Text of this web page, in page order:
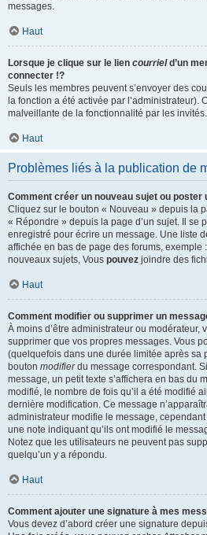
messages.
Haut
Lorsque je clique sur le lien courrield’un
connecter !?
Seuls les membres peuvent s’envoyer des
la fonction a été activée par l’administrateur).
malveillante de la fonctionnalité par les invités.
Haut
Problèmes liés à la publication de
Comment créer un nouveau sujet ou poster
Cliquez sur le bouton « Nouveau » depuis la
« Répondre » depuis la page d’un sujet. Il se
enregistré pour écrire un message. Une liste
affichée en bas de page des forums, exemple
nouveaux sujets, Vous pouvez joindre des
Haut
Comment modifier ou supprimer un
À moins d’être administrateur ou modérateur,
supprimer que vos propres messages. Vous
(quelquefois dans une durée limitée après sa
bouton modifierdu message correspondant.
message, un petit texte s’affichera en bas du
modifié, le nombre de fois qu’il a été modifié
dernière modification. Ce message
administrateur modifie le message,
une note indiquant qu’ils ont modifié le
Notez que les utilisateurs ne peuvent pas
quelqu’un y a répondu.
Haut
Comment ajouter une signature à mes
Vous devez d’abord créer une signature